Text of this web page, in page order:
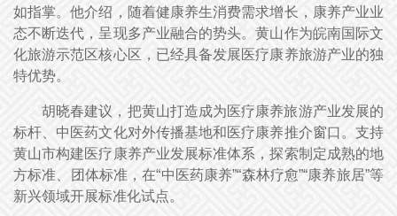
如指掌。他介绍，随着健康养生消费需求增长，康养产业业
态不断迭代，呈现多产业融合的势头。黄山作为皖南国际文
化旅游示范区核心区，已经具备发展医疗康养旅游产业的独
特优势。
胡晓春建议，把黄山打造成为医疗康养旅游产业发展的
标杆、中医药文化对外传播基地和医疗康养推介窗口。支持
黄山市构建医疗康养产业发展标准体系，探索制定成熟的地
方标准、团体标准，在“中医药康养”“森林疗愈”“康养旅居”等
新兴领域开展标准化试点。